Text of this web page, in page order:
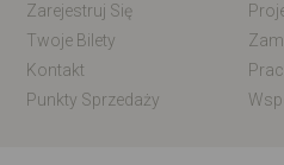
Zarejestruj Się
Twoje Bilety
Kontakt
Punkty Sprzedaży